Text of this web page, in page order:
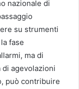
nazionale di
su strumenti
fase
ma di
agevolazioni
può contribuire